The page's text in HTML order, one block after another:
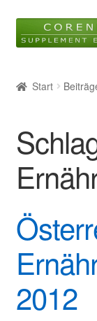
Navigation
Inhalt
Blog
Wissen
Glossar
Kontakt
Über uns
Start
2012